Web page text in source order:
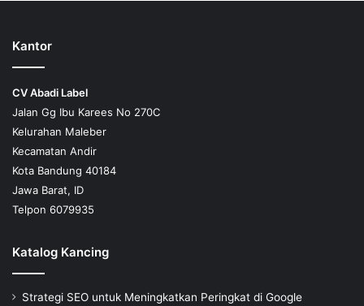
Kantor
CV Abadi Label
Jalan Gg Ibu Karees No 270C
Kelurahan Maleber
Kecamatan Andir
Kota Bandung 40184
Jawa Barat, ID
Telpon 6079935
Katalog Kancing
Strategi SEO untuk Meningkatkan Peringkat di Google